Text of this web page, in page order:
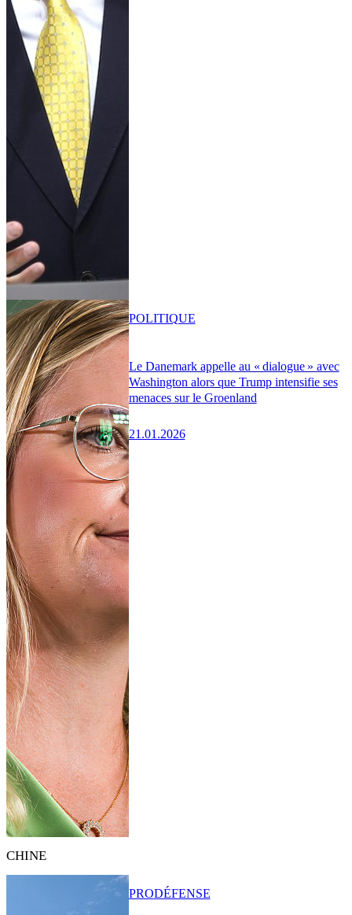
Le Danemark appelle au « dialogue » avec
Washington alors que Trump intensifie ses
menaces sur le Groenland
21.01.2026
POLITIQUE
CHINE
PRODÉFENSE